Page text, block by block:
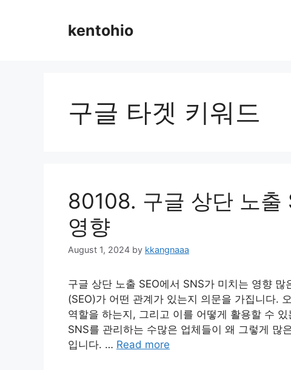
kentohio
구글 타겟 키워드
80108. 구글 상단 노출
영향
August 1, 2024 by kkangnaaa
구글 상단 노출 SEO에서 SNS가 미치는 영향
(SEO)가 어떤 관계가 있는지 의문을 가집니다.
역할을 하는지, 그리고 이를 어떻게 활용할 수
SNS를 관리하는 수많은 업체들이 왜 그렇게 많
입니다. … Read more